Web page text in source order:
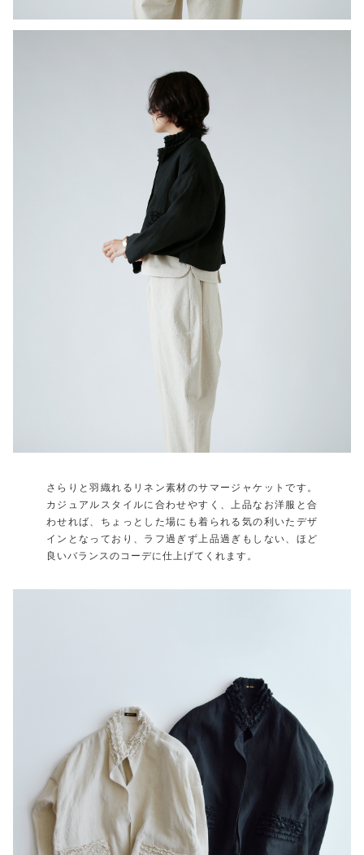
さらりと羽織れるリネン素材のサマージャケットです。
カジュアルスタイルに合わせやすく、上品なお洋服と合
わせれば、ちょっとした場にも着られる気の利いたデザ
インとなっており、ラフ過ぎず上品過ぎもしない、ほど
良いバランスのコーデに仕上げてくれます。